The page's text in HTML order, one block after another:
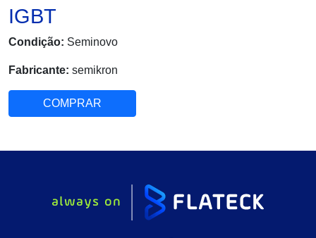
IGBT
Condição: Seminovo
Fabricante: semikron
COMPRAR